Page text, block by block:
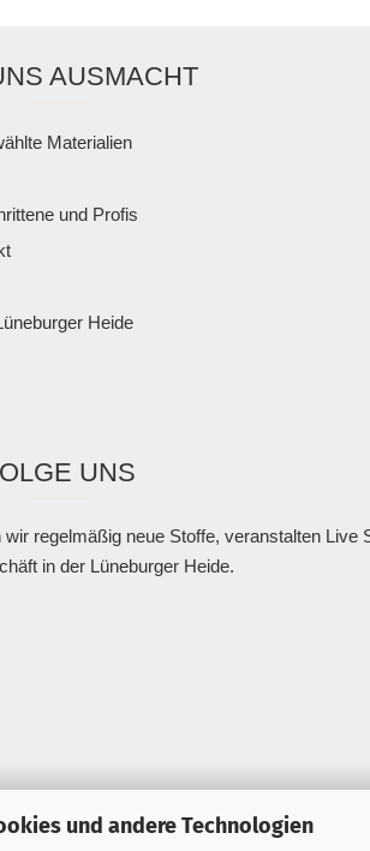
und andere Technologien
AUSMACHT
Materialien
und Profis
Heide
UNS
regelmäßig neue Stoffe, veranstalten Live
in der Lüneburger Heide.